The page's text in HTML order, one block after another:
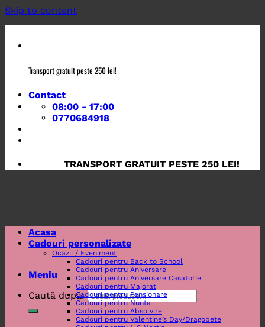
Skip to content
Transport gratuit peste 250 lei!
Contact
08:00 - 17:00
0770684918
TRANSPORT GRATUIT PESTE 250 LEI!
Meniu
Caută după:
Acasa
Cadouri personalizate
Ocazii / Eveniment
Cadouri pentru Back to School
Cadouri pentru Aniversare
Cadouri pentru Aniversare Casatorie
Cadouri pentru Majorat
Cadouri pentru Pensionare
Cadouri pentru Nunta
Cadouri pentru Absolvire
Cadouri pentru Valentine’s Day/Dragobete